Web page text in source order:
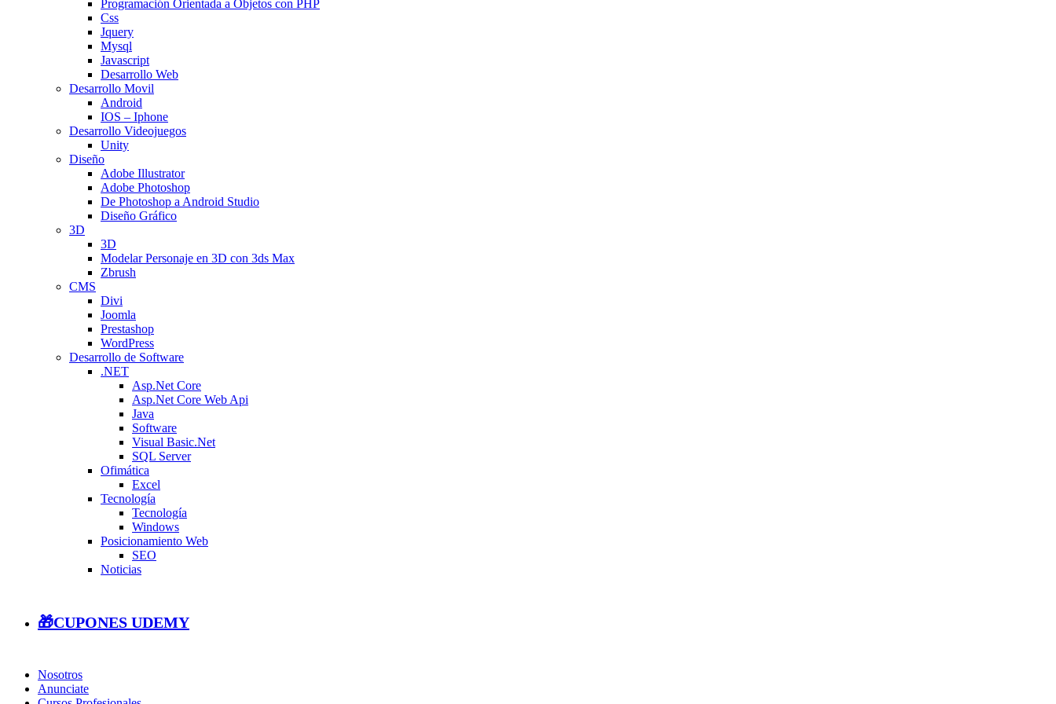
Programación Orientada a Objetos con PHP
Css
Jquery
Mysql
Javascript
Desarrollo Web
Desarrollo Movil
Android
IOS – Iphone
Desarrollo Videojuegos
Unity
Diseño
Adobe Illustrator
Adobe Photoshop
De Photoshop a Android Studio
Diseño Gráfico
3D
3D
Modelar Personaje en 3D con 3ds Max
Zbrush
CMS
Divi
Joomla
Prestashop
WordPress
Desarrollo de Software
.NET
Asp.Net Core
Asp.Net Core Web Api
Java
Software
Visual Basic.Net
SQL Server
Ofimática
Excel
Tecnología
Tecnología
Windows
Posicionamiento Web
SEO
Noticias
🎁CUPONES UDEMY
Nosotros
Anunciate